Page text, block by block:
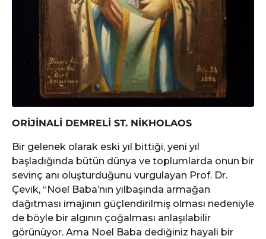
ORİJİNALİ DEMRELİ ST. NİKHOLAOS
Bir gelenek olarak eski yıl bittiği, yeni yıl
başladığında bütün dünya ve toplumlarda onun bir
sevinç anı oluşturduğunu vurgulayan Prof. Dr.
Çevik, “Noel Baba’nın yılbaşında armağan
dağıtması imajının güçlendirilmiş olması nedeniyle
de böyle bir algının çoğalması anlaşılabilir
görünüyor. Ama Noel Baba dediğiniz hayali bir